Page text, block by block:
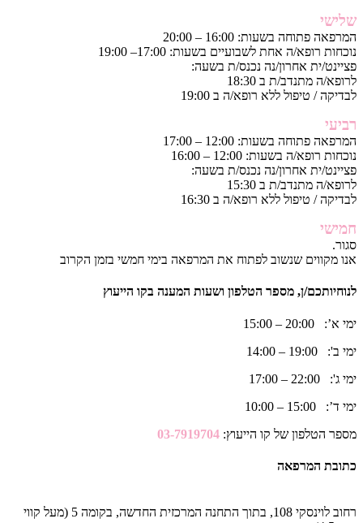
שלישי
המרפאה פתוחה בשעות: 16:00 – 20:00
נוכחות רופא/ה אחת לשבועיים בשעות: 17:00– 19:00
פציינט/ית אחרון/נה נכנס/ת בשעה:
לרופא/ה מתנדב/ת ב 18:30
לבדיקה / טיפול ללא רופא/ה ב 19:00
רביעי
המרפאה פתוחה בשעות: 12:00 – 17:00
נוכחות רופא/ה בשעות: 12:00 – 16:00
פציינט/ית אחרון/נה נכנס/ת בשעה:
לרופא/ה מתנדב/ת ב 15:30
לבדיקה / טיפול ללא רופא/ה ב 16:30
חמישי
סגור.
אנו מקווים שנשוב לפתוח את המרפאה בימי חמשי בזמן הקרוב
לנוחיותכם/ן, מספר הטלפון ושעות המענה בקו הייעוץ
ימי א’: 20:00 – 15:00
ימי ב': 19:00 – 14:00
ימי ג': 22:00 – 17:00
ימי ד’: 15:00 – 10:00
מספר הטלפון של קו הייעוץ: 03-7919704
כתובת המרפאה
רחוב לוינסקי 108, בתוך התחנה המרכזית החדשה, בקומה 5 (מעל קווי